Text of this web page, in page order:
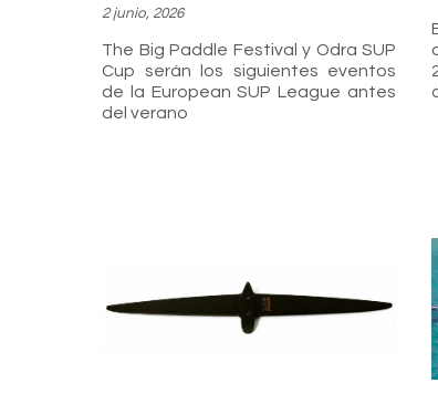
2 junio, 2026
The Big Paddle Festival y Odra SUP
Cup serán los siguientes eventos
de la European SUP League antes
del verano